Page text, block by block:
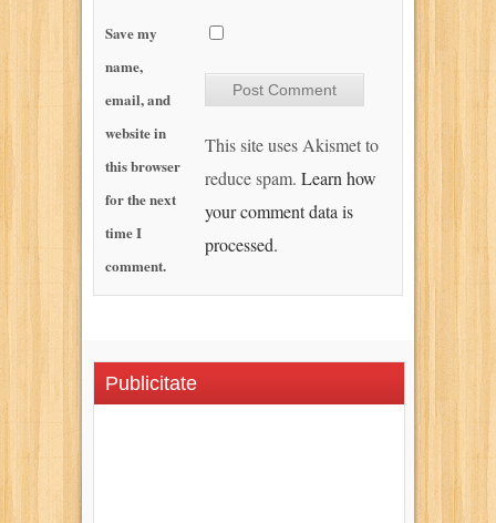
Save my
name,
email, and
website in
this browser
for the next
time I
comment.
This site uses Akismet to
reduce spam. Learn how
your comment data is
processed.
Publicitate